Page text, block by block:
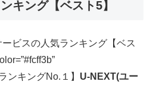
キング【ベスト5】
ービスの人気ランキング【ベス
ンキングNo.１】 U-NEXT(ユー